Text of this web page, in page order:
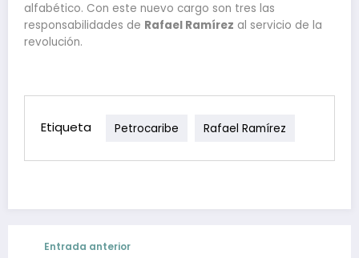
alfabético. Con este nuevo cargo son tres las
responsabilidades de Rafael Ramírez al servicio de la
revolución.
Etiqueta Petrocaribe Rafael Ramírez
Entrada anterior